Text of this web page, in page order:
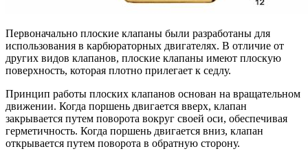
Первоначально плоские клапаны были разработаны для
использования в карбюраторных двигателях. В отличие от
других видов клапанов, плоские клапаны имеют плоскую
поверхность, которая плотно прилегает к седлу.
Принцип работы плоских клапанов основан на вращательном
движении. Когда поршень двигается вверх, клапан
закрывается путем поворота вокруг своей оси, обеспечивая
герметичность. Когда поршень двигается вниз, клапан
открывается путем поворота в обратную сторону.